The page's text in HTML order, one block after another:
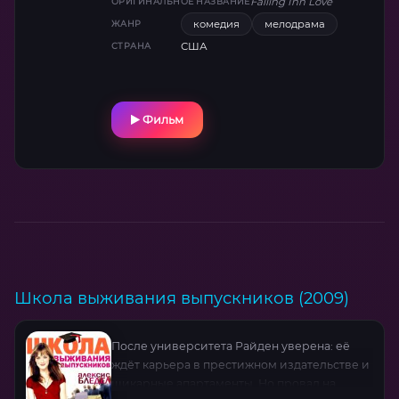
подарок судьбы, героиня объединяет силы
с Джейком (Адам Демос) — мастером,
который ценит историю каждого камня и
козёл-вредитель и неловкие моменты, где
ремонт рискует перерасти в нечто
ЖАНР комедия мелодрама
СТРАНА США
Фильм
Школа выживания выпускников (2009)
После университета Райден уверена: её
ждёт карьера в престижном издательстве и